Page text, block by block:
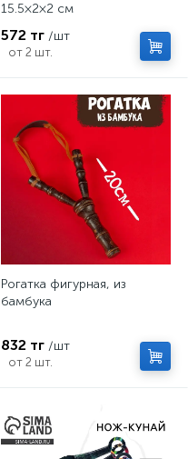
15.5×2×2 см
572 тг /шт
от 2 шт.
Рогатка фигурная, из
бамбука
832 тг /шт
от 2 шт.